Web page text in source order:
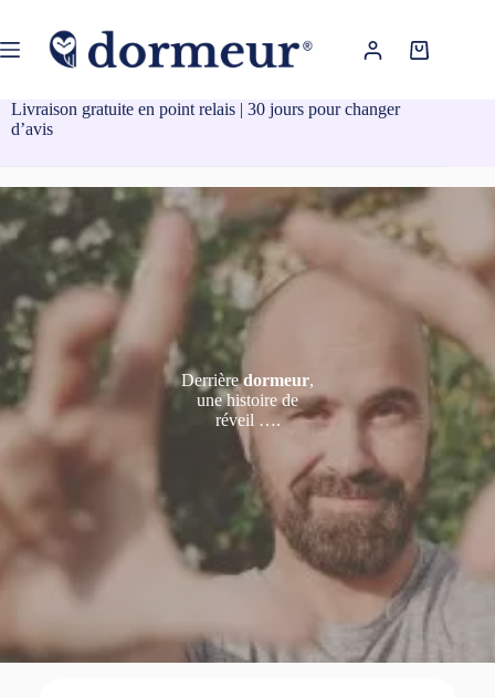
contenu
Panier
Livraison gratuite en point relais | 30 jours pour changer
d’avis
Derrièredormeur,
une histoire de
réveil ….